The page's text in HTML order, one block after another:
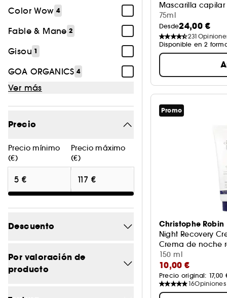
Color Wow 4
Fable & Mane 2
Gisou 1
GOA ORGANICS 4
Ver más
Precio
Precio mínimo
(€)
Precio máximo
(€)
Descuento
-20% 1
-21.6
-22.2
Por valoración de
producto
Mascarilla capilar
75ml
Desde24,00 €
231
Disponible en 2
Promo
Christophe Robin
Night Recovery
Crema de noche
150 ml
10,00 €
Precio original: 17,00
16Opiniones